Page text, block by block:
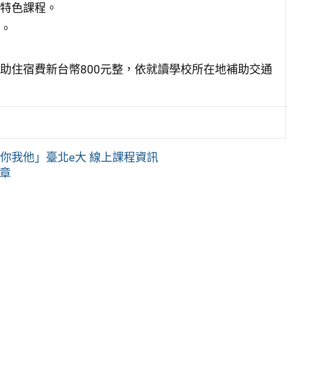
色課程。
住宿費新台幣800元整，依就讀學校所在地補助交通
我他」臺北e大 線上課程資訊